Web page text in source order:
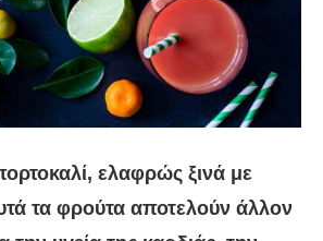
ελαφρώς ξινά με
τα φρούτα αποτελούν άλλον